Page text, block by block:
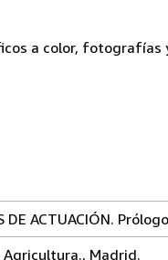
a color, fotografías
DE ACTUACIÓN.
Madrid.